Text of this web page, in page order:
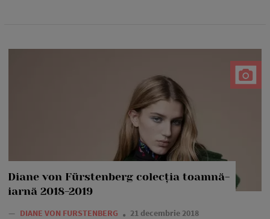
Diane von Fürstenberg colecția toamnă-
iarnă 2018-2019
— DIANE VON FURSTENBERG 21 decembrie 2018